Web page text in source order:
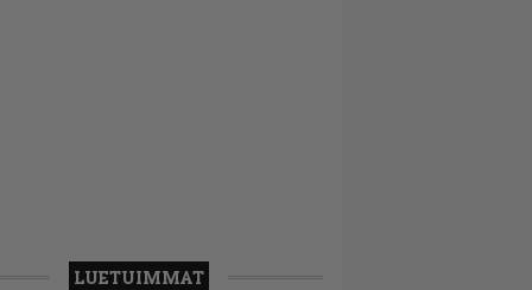
LUETUIMMAT